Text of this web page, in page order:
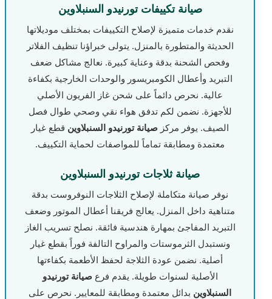
صيانة تكييفات تورنيدو السنبلاوين
نقدم خدمات متميزة لإصلاح التكييفات بمختلف موديلاتها
الحديثة والمتطورة بالمنزل. يتولى خبراؤنا تنظيف الفلاتر
وفحص الشحنة بدقة وعناية كبيرة. نعالج مشاكل ضعف
التبريد وأعطال الكومبريسور والوحدات الخارجية بكفاءة
عالية. نحرص دائماً على شحن غاز الفريون الأصلي
للأجهزة. نضمن لكم تدفق هواء نقي وصحي طوال فصل
الصيف. يوفر مركز صيانة تورنيدو السنبلاوين قطع غيار
معتمدة ومطابقة تماماً للمواصفات لحماية التكييف.
صيانة ثلاجات تورنيدو السنبلاوين
نوفر صيانة متكاملة لإصلاح الثلاجات النوفروست بدقة
متناهية داخل المنزل. يعالج فريقنا أعطال الموتور وضعف
التبريد المفاجئ بمهارة هندسية فائقة. نصلح تسريب الغاز
ونستبدل الثرموستات والمراوح التالفة فوراً بقطع غيار
أصلية. نضمن عودة الثلاجة لحفظ الأطعمة بكفاءتها
الأصلية لسنوات طويلة. يقدم فرعصيانة تورنيدو
السنبلاوين بدائل معتمدة ومطابقة للمعايير. نحرص على